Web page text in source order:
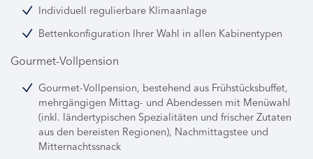
Individuell regulierbare Klimaanlage
Bettenkonfiguration Ihrer Wahl in allen Kabinentypen
Gourmet-Vollpension
Gourmet-Vollpension, bestehend aus Frühstücksbuffet,
mehrgängigen Mittag- und Abendessen mit Menüwahl
(inkl. ländertypischen Spezialitäten und frischer Zutaten
aus den bereisten Regionen), Nachmittagstee und
Mitternachtssnack